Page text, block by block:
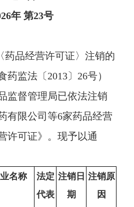
年 第23号
品经营许可证〉注销的
药监法〔2013〕26号）
监督管理局已依法注销
有限公司等6家药品经营
许可证》。现予以通
名称
法定
代表
注销日
期
注销原
因